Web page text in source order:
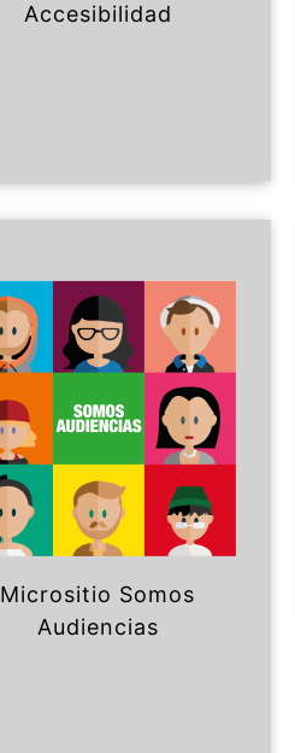
Accesibilidad
Micrositio Somos
Audiencias